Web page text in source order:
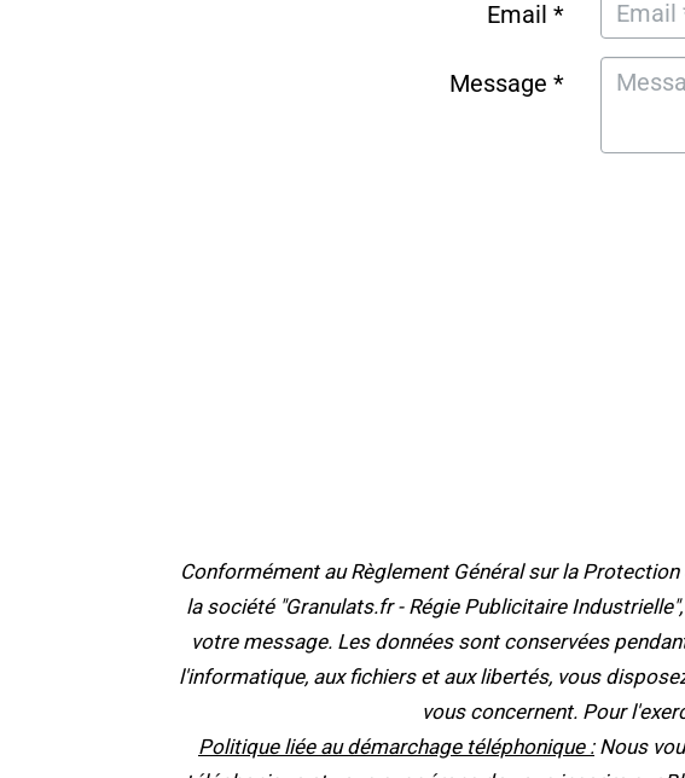
Email *
Message *
Conformément au Règlement Général sur la
la société "Granulats.fr - Régie Publicitaire
votre message. Les données sont conservées
l'informatique, aux fichiers et aux libertés, vous
vous concernent. Pour
Politique liée au démarchage téléphonique :Nous